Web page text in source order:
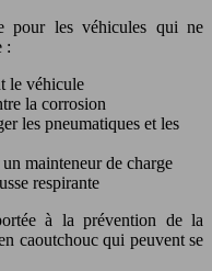
pour les véhicules qui ne
:
le véhicule
la corrosion
les pneumatiques et les
mainteneur de charge
respirante
à la prévention de la
caoutchouc qui peuvent se